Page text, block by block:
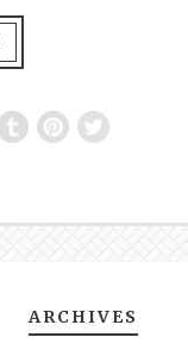
ARCHIVES